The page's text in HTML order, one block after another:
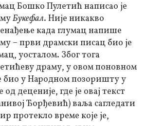
Бошко Пулетић написао је
Букефал. Није никакво
када глумац напише
– први драмски писац био је
уосталом. Због тога
драму, у овом поновном
био у Народном позоришту у
деценије, где је овај текст
Ђорђевић) ваља сагледати
протекло време које је,